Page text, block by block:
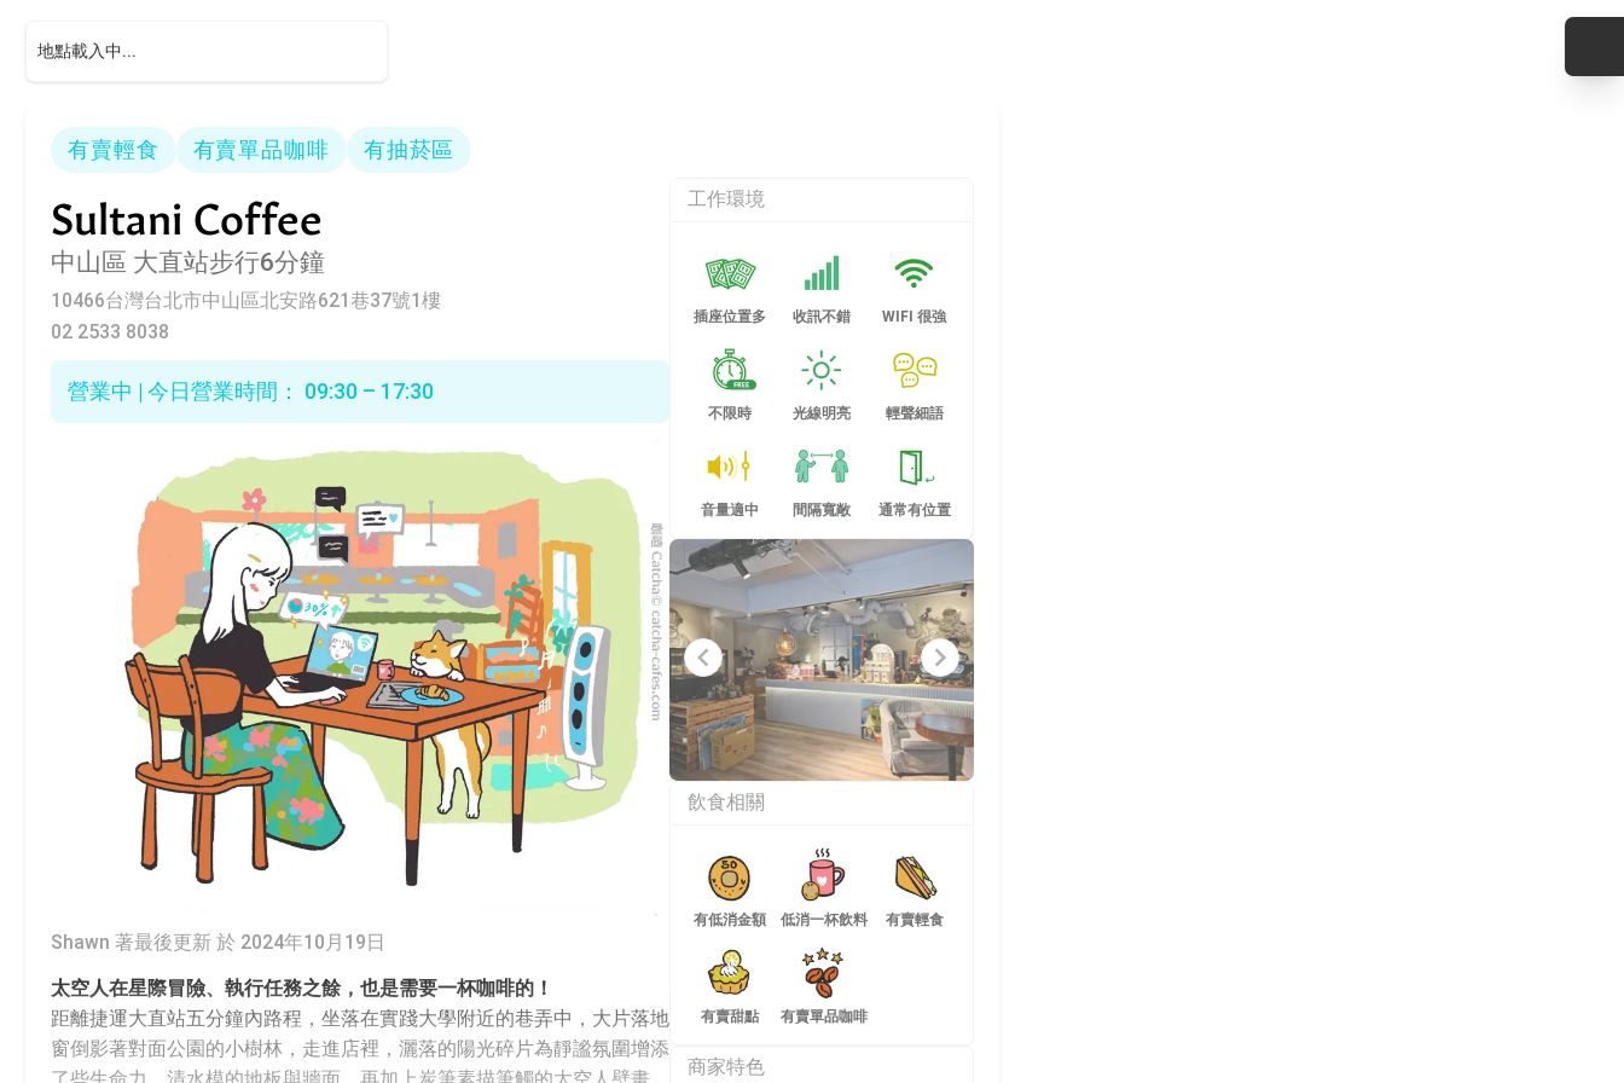
有賣輕食 有賣單品咖啡 有抽菸區
Sultani Coffee
中山區 大直站步行6分鐘
10466台灣台北市中山區北安路621巷37號1樓
02 2533 8038
營業中 | 今日營業時間： 09:30 – 17:30
Shawn 著最後更新 於 2024年10月19日
太空人在星際冒險、執行任務之餘，也是需要一杯咖啡的！
距離捷運大直站五分鐘內路程，坐落在實踐大學附近的巷弄中，大片落地
窗倒影著對面公園的小樹林，走進店裡，灑落的陽光碎片為靜謐氛圍增添
工作環境
插座位置多 收訊不錯 WIFI 很強
不限時 光線明亮 輕聲細語
音量適中 間隔寬敞 通常有位置
Item
飲食相關
有低消金額 低消一杯飲料 有賣輕食
有賣甜點 有賣單品咖啡
商家特色